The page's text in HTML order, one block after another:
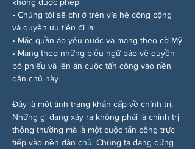
• Chúng tôi sẽ chỉ ở trên vỉa hè công cộng
và quyền ưu tiên đi lại
• Mặc quần áo yêu nước và mang theo cờ Mỹ
• Mang theo những biểu ngữ bảo vệ quyền
bỏ phiếu và lên án cuộc tấn công vào nền
dân chủ này
Đây là một tình trạng khẩn cấp về chính trị.
Những gì đang xảy ra không phải là chính trị
thông thường mà là một cuộc tấn công trực
tiếp vào nền dân chủ. Chúng ta đang đứng